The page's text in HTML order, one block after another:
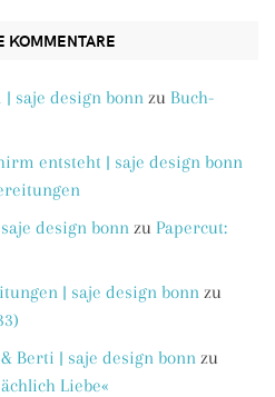
KOMMENTARE
| saje design bonn zu Buch-
entsteht | saje design bonn
design bonn zu Papercut:
| saje design bonn zu
Berti | saje design bonn zu
Liebe«